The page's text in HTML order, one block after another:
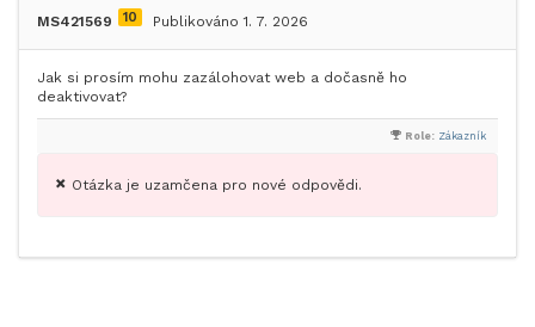
MS421569 10 Publikováno 1. 7. 2026
Jak si prosím mohu zazálohovat web a dočasně ho
deaktivovat?
Role: Zákazník
Otázka je uzamčena pro nové odpovědi.